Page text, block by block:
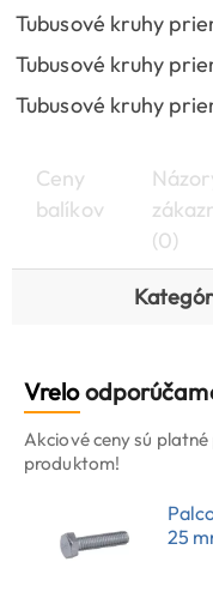
Tubusové kruhy
Tubusové kruhy
Tubusové kruhy
Ceny
balíkov
(0)
Vrelo
Akciové ceny sú
produktom!
25